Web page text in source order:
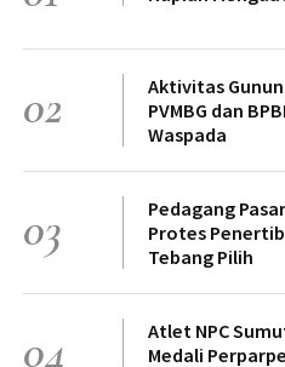
02
Aktivitas
PVMBG dan
Waspada
03
Pedagang
Protes
Tebang Pilih
04
Atlet NPC
Medali